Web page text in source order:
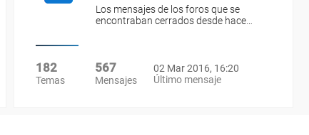
Los mensajes de los foros que se
encontraban cerrados desde hace…
182
Temas
567
Mensajes
02 Mar 2016, 16:20
Último mensaje